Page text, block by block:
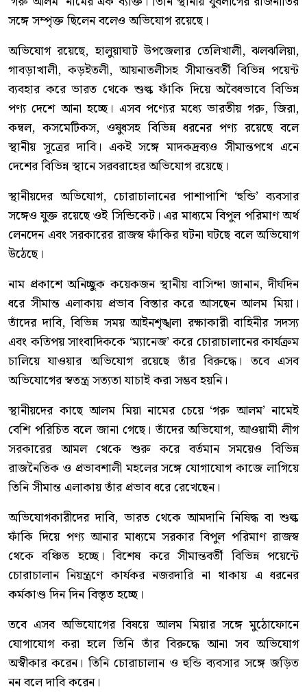
সঙ্গে সম্পৃক্ত ছিলেন বলেও অভিযোগ রয়েছে।
অভিযোগ রয়েছে, হালুয়াঘাট উপজেলার তেলিখালী, ঝলঝলিয়া,
গাবড়াখালী, কড়ইতলী, আয়নাতলীসহ সীমান্তবর্তী বিভিন্ন পয়েন্ট
ব্যবহার করে ভারত থেকে শুল্ক ফাঁকি দিয়ে অবৈধভাবে বিভিন্ন
পণ্য দেশে আনা হচ্ছে। এসব পণ্যের মধ্যে ভারতীয় গরু, জিরা,
কম্বল, কসমেটিকস, ওষুধসহ বিভিন্ন ধরনের পণ্য রয়েছে বলে
স্থানীয় সূত্রের দাবি। একই সঙ্গে মাদকদ্রব্যও সীমান্তপথে এনে
দেশের বিভিন্ন স্থানে সরবরাহের অভিযোগ রয়েছে।
স্থানীয়দের অভিযোগ, চোরাচালানের পাশাপাশি ‘হুন্ডি’ ব্যবসার
সঙ্গেও যুক্ত রয়েছে ওই সিন্ডিকেট। এর মাধ্যমে বিপুল পরিমাণ অর্থ
লেনদেন এবং সরকারের রাজস্ব ফাঁকির ঘটনা ঘটছে বলে অভিযোগ
উঠেছে।
নাম প্রকাশে অনিচ্ছুক কয়েকজন স্থানীয় বাসিন্দা জানান, দীর্ঘদিন
ধরে সীমান্ত এলাকায় প্রভাব বিস্তার করে আসছেন আলম মিয়া।
তাঁদের দাবি, বিভিন্ন সময় আইনশৃঙ্খলা রক্ষাকারী বাহিনীর সদস্য
এবং কতিপয় সাংবাদিককে ‘ম্যানেজ’ করে চোরাচালানের কার্যক্রম
চালিয়ে যাওয়ার অভিযোগ রয়েছে তাঁর বিরুদ্ধে। তবে এসব
অভিযোগের স্বতন্ত্র সত্যতা যাচাই করা সম্ভব হয়নি।
স্থানীয়দের কাছে আলম মিয়া নামের চেয়ে ‘গরু আলম’ নামেই
বেশি পরিচিত বলে জানা গেছে। তাঁদের অভিযোগ, আওয়ামী লীগ
সরকারের আমল থেকে শুরু করে বর্তমান সময়েও বিভিন্ন
রাজনৈতিক ও প্রভাবশালী মহলের সঙ্গে যোগাযোগ কাজে লাগিয়ে
তিনি সীমান্ত এলাকায় তাঁর প্রভাব ধরে রেখেছেন।
অভিযোগকারীদের দাবি, ভারত থেকে আমদানি নিষিদ্ধ বা শুল্ক
ফাঁকি দিয়ে পণ্য আনার মাধ্যমে সরকার বিপুল পরিমাণ রাজস্ব
থেকে বঞ্চিত হচ্ছে। বিশেষ করে সীমান্তবর্তী বিভিন্ন পয়েন্টে
চোরাচালান নিয়ন্ত্রণে কার্যকর নজরদারি না থাকায় এ ধরনের
কর্মকাণ্ড দিন দিন বিস্তৃত হচ্ছে।
তবে এসব অভিযোগের বিষয়ে আলম মিয়ার সঙ্গে মুঠোফোনে
যোগাযোগ করা হলে তিনি তাঁর বিরুদ্ধে আনা সব অভিযোগ
অস্বীকার করেন। তিনি চোরাচালান ও হুন্ডি ব্যবসার সঙ্গে জড়িত
নন বলে দাবি করেন।